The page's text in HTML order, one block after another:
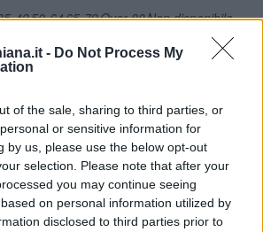
- Do Not Process My
of the sale, sharing to third parties, or
or sensitive information for
by us, please use the below opt-out
selection. Please note that after your
you may continue seeing
on personal information utilized by
disclosed to third parties prior to
4950-6465-79Over 80Non disponibile
89 68 29
3
95
Covid
Totale Posti letto occupati
Arezzo
6
3
Grosseto23
3